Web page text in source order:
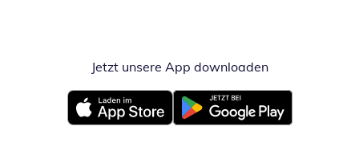
Jetzt unsere App downloadenÖffnet in
Öffnet in neuem FensterÖffnet in neuem Fenster